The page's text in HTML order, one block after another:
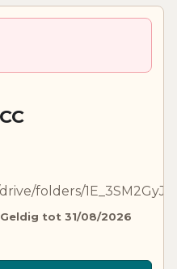
folders/
Geldig tot 31/08/2026